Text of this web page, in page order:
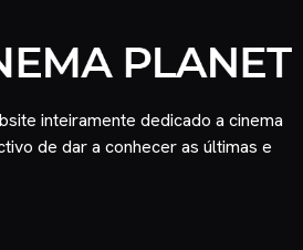
inteiramente dedicado a cinema
de dar a conhecer as últimas e